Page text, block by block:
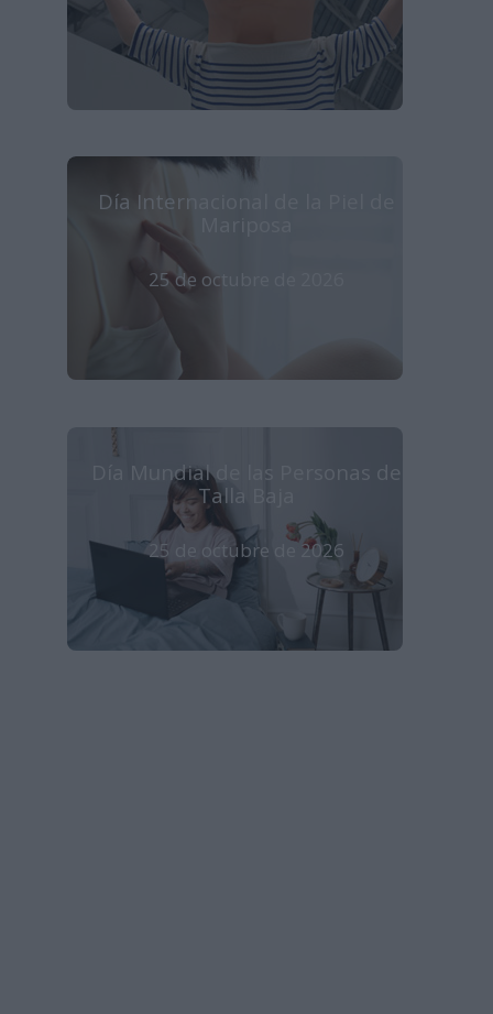
Día Internacional de la Piel de
25 de octubre de 2026
Día Mundial de las Personas de
Talla Baja
25 de octubre de 2026